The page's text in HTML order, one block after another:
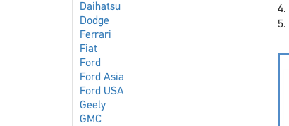
Daihatsu
Dodge
Ferrari
Fiat
Ford
Ford Asia
Ford USA
Geely
GMC